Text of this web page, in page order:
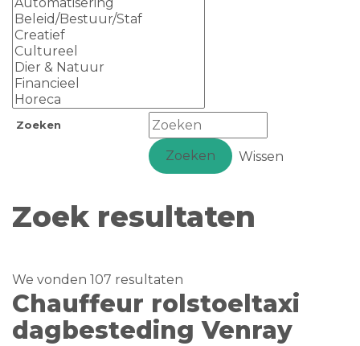
Zoeken
Zoeken Wissen
Zoek resultaten
We vonden 107 resultaten
Chauffeur rolstoeltaxi
dagbesteding Venray